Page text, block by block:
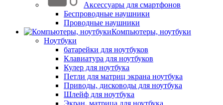
Аксессуары для смартфонов
Беспроводные наушники
Проводные наушники
Компьютеры, ноутбуки
Ноутбуки
батарейки для ноутбуков
Клавиатура для ноутбуков
Кулер для ноутбука
Петли для матриц экрана ноутбука
Приводы, дисководы для ноутбука
Шлейф для ноутбука